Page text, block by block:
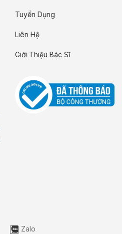
Tuyển Dụng
Liên Hệ
Giới Thiệu Bác Sĩ
Zalo